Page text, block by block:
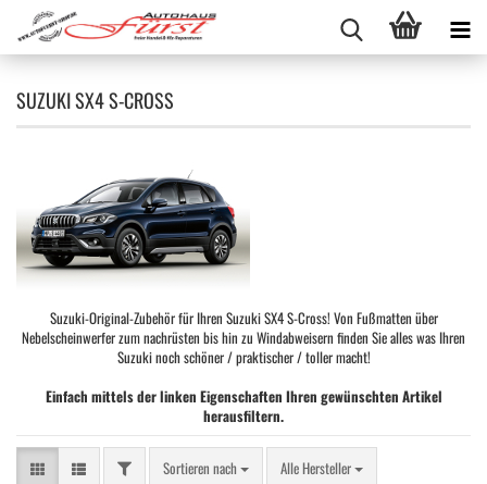
SUZUKI SX4 S-CROSS
Suzuki-Original-Zubehör für Ihren Suzuki SX4 S-Cross! Von Fußmatten über
Nebelscheinwerfer zum nachrüsten bis hin zu Windabweisern finden Sie alles was Ihren
Suzuki noch schöner / praktischer / toller macht!
Einfach mittels der linken Eigenschaften Ihren gewünschten Artikel
herausfiltern.
FILTERSortieren nach
Sortieren nach Alle Hersteller